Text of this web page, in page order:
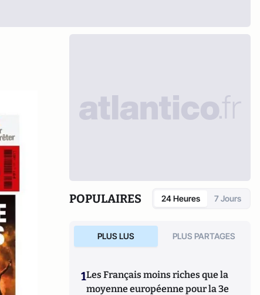
POPULAIRES 24 Heures 7 Jours
PLUS LUS PLUS PARTAGES
1Les Français moins riches que la
moyenne européenne pour la 3e